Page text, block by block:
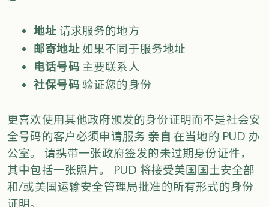
地址 请求服务的地方
邮寄地址如果不同于服务地址
电话号码 主要联系人
社保号码 验证您的身份
更喜欢使用其他政府颁发的身份证明而不是社会安
全号码的客户必须申请服务 亲自 在当地的 PUD 办
公室。 请携带一张政府签发的未过期身份证件，
其中包括一张照片。 PUD 将接受美国国土安全部
和/或美国运输安全管理局批准的所有形式的身份
证明。